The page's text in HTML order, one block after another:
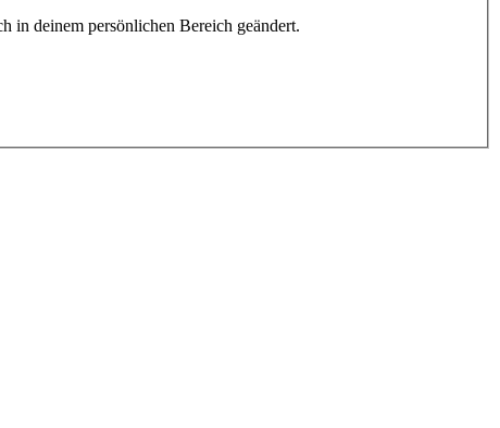
in deinem persönlichen Bereich geändert.